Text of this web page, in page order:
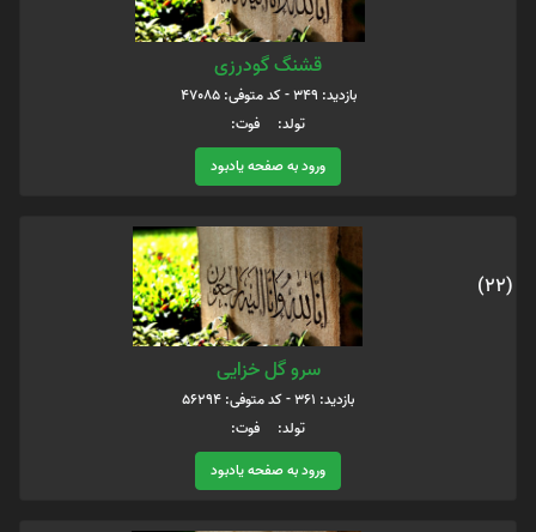
قشنگ گودرزی
بازدید: 349 - کد متوفی: 47085
تولد: فوت:
ورود به صفحه یادبود
(22)
سرو گل خزایی
بازدید: 361 - کد متوفی: 56294
تولد: فوت:
ورود به صفحه یادبود